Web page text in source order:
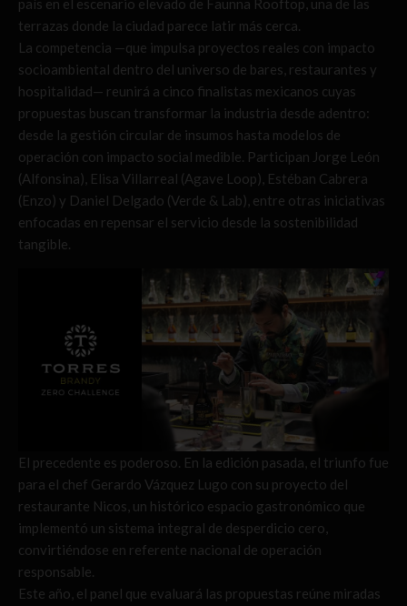
país en el escenario elevado de Faunna Rooftop, una de las
terrazas donde la ciudad parece latir más cerca.
La competencia —que impulsa proyectos reales con impacto
socioambiental dentro del universo de bares, restaurantes y
hospitalidad— reunirá a cinco finalistas mexicanos cuyas
propuestas buscan transformar la industria desde adentro:
desde la gestión circular de insumos hasta modelos de
operación con impacto social medible. Participan Jorge León
(Alfonsina), Elisa Villarreal (Agave Loop), Estéban Cabrera
(Enzo) y Daniel Delgado (Verde & Lab), entre otras iniciativas
enfocadas en repensar el servicio desde la sostenibilidad
tangible.
El precedente es poderoso. En la edición pasada, el triunfo fue
para el chef Gerardo Vázquez Lugo con su proyecto del
restaurante Nicos, un histórico espacio gastronómico que
implementó un sistema integral de desperdicio cero,
convirtiéndose en referente nacional de operación
responsable.
Este año, el panel que evaluará las propuestas reúne miradas